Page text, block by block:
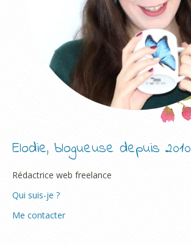
Elodie, blogueuse depuis 2010
Rédactrice web freelance
Qui suis-je ?
Me contacter